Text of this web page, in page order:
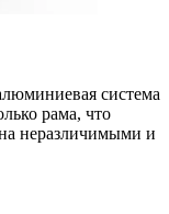
система
рама, что
неразличимыми и